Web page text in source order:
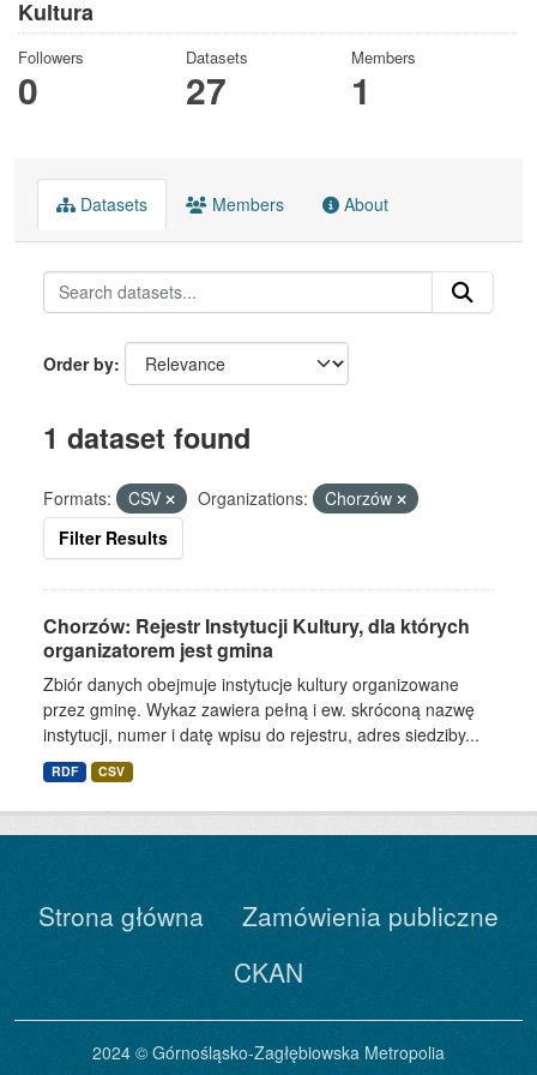
Kultura
Followers
0
Datasets
27
Members
1
Datasets Members About
Order by
1 dataset found
Formats: CSV Organizations:
Chorzów
Filter Results
Chorzów: Rejestr Instytucji Kultury, dla których
organizatorem jest gmina
Zbiór danych obejmuje instytucje kultury organizowane
przez gminę. Wykaz zawiera pełną i ew. skróconą nazwę
instytucji, numer i datę wpisu do rejestru, adres siedziby...
RDF CSV
Strona główna
Zamówienia publiczne
CKAN
2024 © Górnośląsko-Zagłębiowska Metropolia